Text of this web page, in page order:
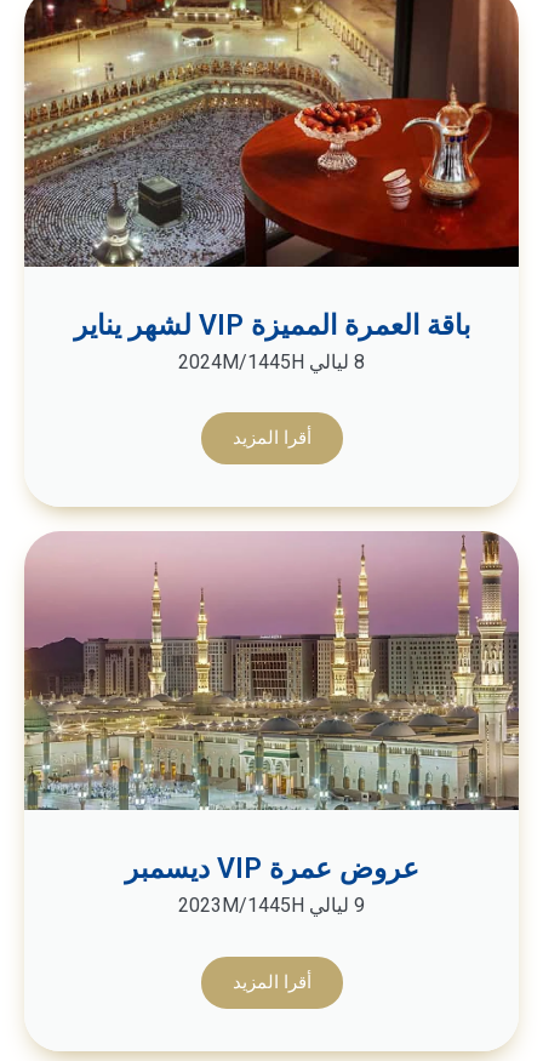
باقة العمرة المميزة VIP لشهر يناير
8 ليالي 2024M/1445H
أقرا المزيد
عروض عمرة VIP ديسمبر
9 ليالي 2023M/1445H
أقرا المزيد